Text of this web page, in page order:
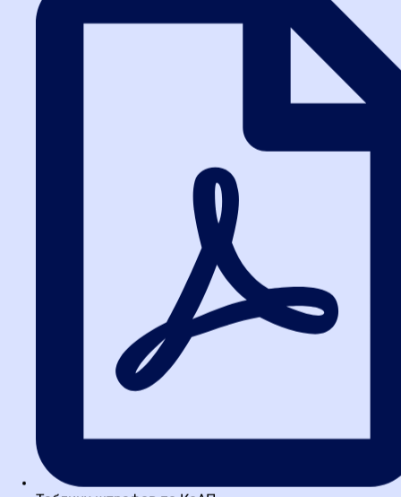
Политика в отношении обработки персональных данных
Программа
обучения